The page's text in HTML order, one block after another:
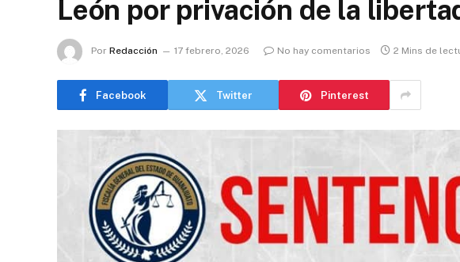
León por privación de la
Por Redacción 17 febrero, 2026 No hay comentarios 2 Mins de
Facebook Twitter Pinterest